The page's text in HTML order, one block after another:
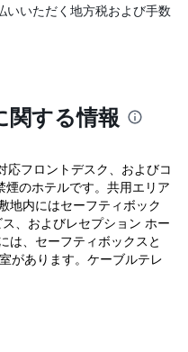
いただく地方税および手数
する情報
応フロントデスク、およびコ
のホテルです。共用エリア
地内にはセーフティボック
、およびレセプション ホー
は、セーフティボックスと
があります。ケーブルテレ